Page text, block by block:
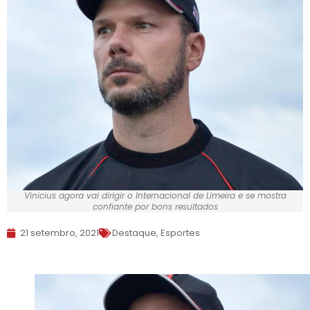
Vinicius agora vai dirigir o Internacional de Limeira e se mostra
confiante por bons resultados
21 setembro, 2021 Destaque, Esportes